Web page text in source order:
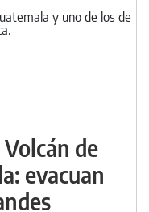
de
evacuan